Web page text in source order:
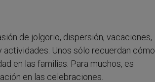
de jolgorio, dispersión, vacaciones,
Unos sólo recuerdan cómo
en las familias. Para muchos, es
en las celebraciones.